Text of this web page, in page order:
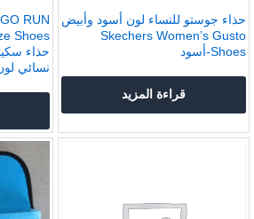
حذاء جوستو للنساء لون أسود وأبيض
Skechers Women’s Gusto
Shoes-أسود
قراءة المزيد
RUN
Shoes
حذاء
نسائي